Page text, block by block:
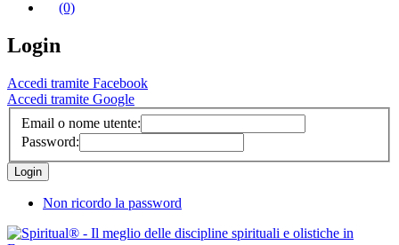
(0)
Login
Accedi tramite Facebook
Accedi tramite Google
Email o nome utente:
Password:
Non ricordo la password